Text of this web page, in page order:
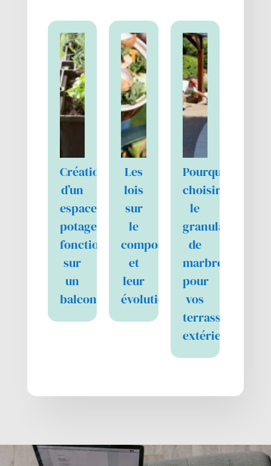
Création
d’un
espace
potager
fonctionnel
sur
un
balcon
Les
lois
sur
le
compostage
et
leur
évolution
Pourquoi
choisir
le
granulat
de
marbre
pour
vos
terrasses
extérieures…